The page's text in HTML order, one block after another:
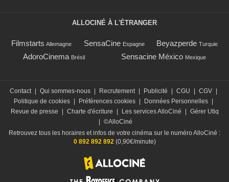
ALLOCINÉ À L'ÉTRANGER
Filmstarts Allemagne SensaCine Espagne Beyazperde Turquie
AdoroCinema Brésil Sensacine México Mexique
Contact Qui sommes-nous Recrutement Publicité CGU CGV
Politique de cookies
Préférences cookies Données Personnelles
Revue de presse
Charte d'écriture Les services AlloCiné
Gérer Utiq
©AlloCiné
Retrouvez tous les horaires et infos de votre cinéma sur le numéro AlloCiné :
0 892 892 892(0,90€/minute)